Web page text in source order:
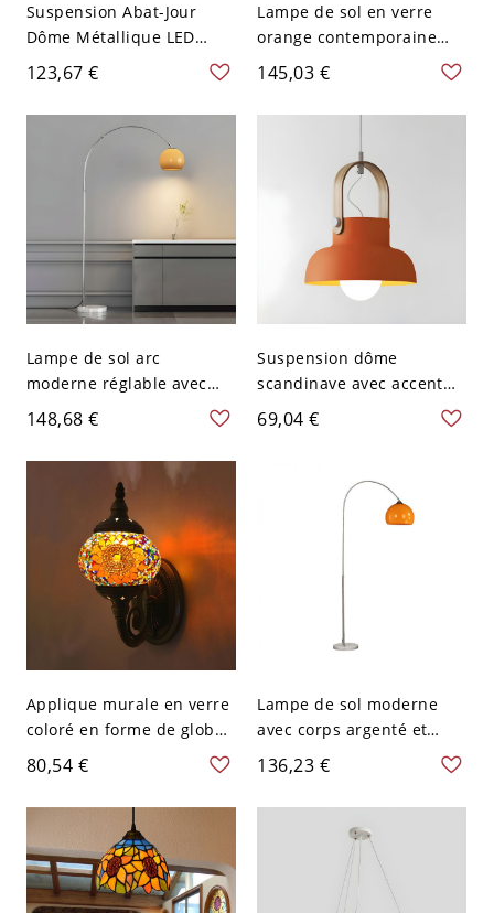
Suspension Abat-Jour
Dôme Métallique LED
Lampe de Plafond Style
Moderne - 110 V-120 V
Orange 25,4 cm
123,67 €
Lampe de sol en verre
orange contemporaine
pour la décoration
moderne de la maison -
110 V-120 V
145,03 €
Lampe de sol arc
moderne réglable avec
abat-jour en verre blanc
pour usage résidentiel -
110 V-120 V Orange
148,68 €
Suspension dôme
scandinave avec accent
en bois, lampe suspendue
en métal pour îlot de
69,04 €
Applique murale en verre
coloré en forme de globe,
style Art Déco, 1 ampoule,
pour chambre, en orange
80,54 €
Lampe de sol moderne
avec corps argenté et
abat-jour en acrylique -
110 V-120 V Orange
136,23 €